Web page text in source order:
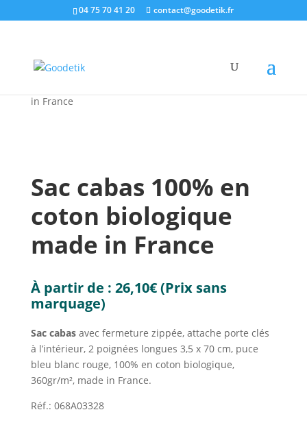
04 75 70 41 20 contact@goodetik.fr
e-shop/Made in France
Objets pubs made in
in France
Sac cabas 100% en
coton biologique
made in France
À partir de : 26,10€(Prix sans
marquage)
Sac cabasavec fermeture zippée, attache porte clés
à l’intérieur, 2 poignées longues 3,5 x 70 cm, puce
bleu blanc rouge, 100% en coton biologique,
360gr/m², made in France.
Réf.: 068A03328